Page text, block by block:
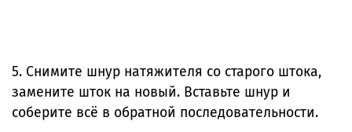
5. Снимите шнур натяжителя со старого штока,
замените шток на новый. Вставьте шнур и
соберите всё в обратной последовательности.